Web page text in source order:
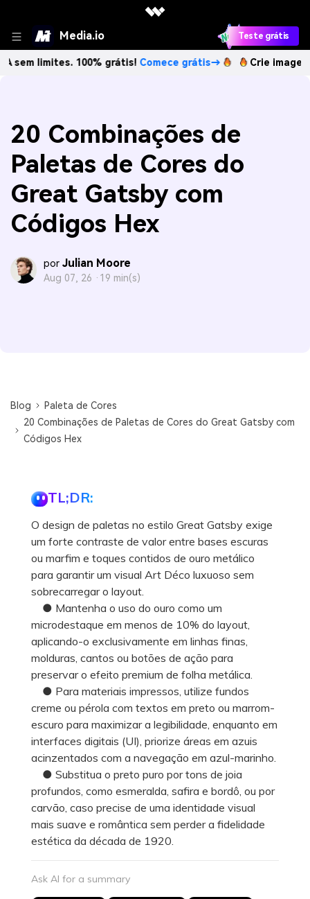
Media.io Teste grátis
100% grátis!Comece grátis→ Crie imagens com IA
20 Combinações de
Paletas de Cores do
Great Gatsby com
Códigos Hex
por Julian Moore
Aug 07, 26 · 19 min(s)
Blog
Paleta de Cores
20 Combinações de Paletas de Cores do Great Gatsby com
Códigos Hex
TL;DR:
O design de paletas no estilo Great Gatsby exige
um forte contraste de valor entre bases escuras
ou marfim e toques contidos de ouro metálico
para garantir um visual Art Déco luxuoso sem
sobrecarregar o layout.
● Mantenha o uso do ouro como um
microdestaque em menos de 10% do layout,
aplicando-o exclusivamente em linhas finas,
molduras, cantos ou botões de ação para
preservar o efeito premium de folha metálica.
● Para materiais impressos, utilize fundos
creme ou pérola com textos em preto ou marrom-
escuro para maximizar a legibilidade, enquanto em
interfaces digitais (UI), priorize áreas em azuis
acinzentados com a navegação em azul-marinho.
● Substitua o preto puro por tons de joia
profundos, como esmeralda, safira e bordô, ou por
carvão, caso precise de uma identidade visual
mais suave e romântica sem perder a fidelidade
estética da década de 1920.
Ask AI for a summary